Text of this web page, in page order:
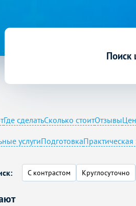
Поиск
Где сделатьСколько стоитОтзывы
услугиПодготовка
С контрастом Круглосуточно